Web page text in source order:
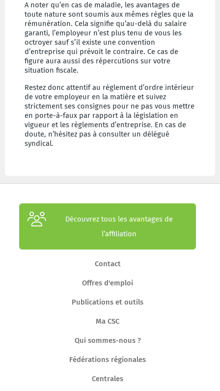
A noter qu’en cas de maladie, les avantages de
toute nature sont soumis aux mêmes règles que la
rémunération. Cela signifie qu’au-delà du salaire
garanti, l’employeur n’est plus tenu de vous les
octroyer sauf s’il existe une convention
d’entreprise qui prévoit le contraire. Ce cas de
figure aura aussi des répercutions sur votre
situation fiscale.
Restez donc attentif au règlement d’ordre intérieur
de votre employeur en la matière et suivez
strictement ses consignes pour ne pas vous mettre
en porte-à-faux par rapport à la législation en
vigueur et les règlements d’entreprise. En cas de
doute, n’hésitez pas à consulter un délégué
syndical.
Découvrez tous les avantages de
l’affiliation
Contact
Offres d'emploi
Publications et outils
Ma CSC
Qui sommes-nous ?
Fédérations régionales
Centrales